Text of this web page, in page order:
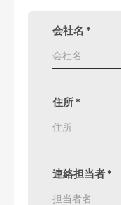
会社名 *
住所 *
連絡担当者 *